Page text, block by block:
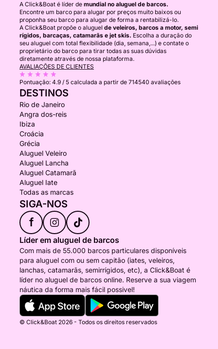
A Click&Boat é líder de mundial no aluguel de barcos.
Encontre um barco para alugar por preços muito baixos ou
proponha seu barco para alugar de forma a rentabilizá-lo.
A Click&Boat propõe o aluguel de veleiros, barcos a motor, semi
rígidos, barcaças, catamarãs e jet skis. Escolha a duração do
seu aluguel com total flexibilidade (dia, semana,...) e contate o
proprietário do barco para tirar todas as suas dúvidas
diretamente através de nossa plataforma.
AVALIAÇÕES DE CLIENTES
Pontuação: 4.9 / 5 calculada a partir de 714540 avaliações
DESTINOS
Rio de Janeiro
Angra dos-reis
Ibiza
Croácia
Grécia
Aluguel Veleiro
Aluguel Lancha
Aluguel Catamarã
Aluguel Iate
Todas as marcas
SIGA-NOS
f
Líder em aluguel de barcos
Com mais de 55.000 barcos particulares disponíveis
para aluguel com ou sem capitão (iates, veleiros,
lanchas, catamarãs, semirrígidos, etc), a Click&Boat é
líder no aluguel de barcos online. Reserve a sua viagem
náutica da forma mais fácil possivel!
© Click&Boat 2026 - Todos os direitos reservados